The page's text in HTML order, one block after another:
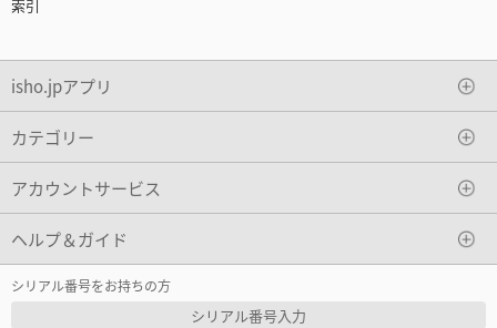
索引
isho.jpアプリ
カテゴリー
アカウントサービス
ヘルプ＆ガイド
シリアル番号をお持ちの方
シリアル番号入力